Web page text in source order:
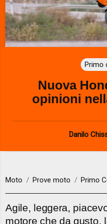
Primo
Nuova
opinioni
Danilo
Moto Prove moto Primo
Agile, leggera,
motore che da gusto,